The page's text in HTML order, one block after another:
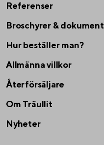
Referenser
Broschyrer & dokument
Hur beställer man?
Allmänna villkor
Återförsäljare
Om Träullit
Nyheter